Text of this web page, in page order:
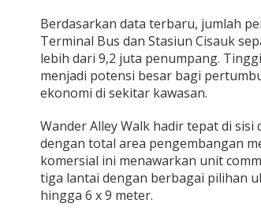
Berdasarkan data terbaru, jumlah
Terminal Bus dan Stasiun Cisauk
lebih dari 9,2 juta penumpang.
menjadi potensi besar bagi
ekonomi di sekitar kawasan.
Wander Alley Walk hadir tepat di sisi
dengan total area pengembangan
komersial ini menawarkan unit
tiga lantai dengan berbagai pilihan
hingga 6 x 9 meter.